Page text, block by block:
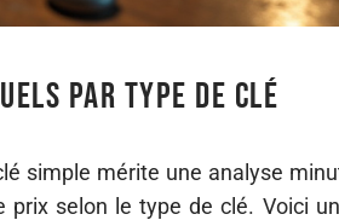
par type de clé
simple mérite une analyse
selon le type de clé. Voici